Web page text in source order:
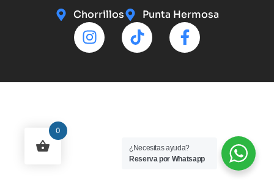
Chorrillos Punta Hermosa
¿Necesitas ayuda?
Reserva por Whatsapp
0